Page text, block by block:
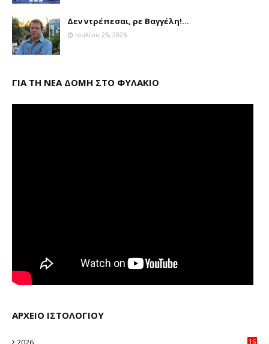
Δεν ντρέπεσαι, ρε Βαγγέλη!...
Ιουλίου 25, 2026
ΓΙΑ ΤΗ ΝΕΑ ΔΟΜΗ ΣΤΟ ΦΥΛΑΚΙΟ
ΑΡΧΕΙΟ ΙΣΤΟΛΟΓΙΟΥ
16